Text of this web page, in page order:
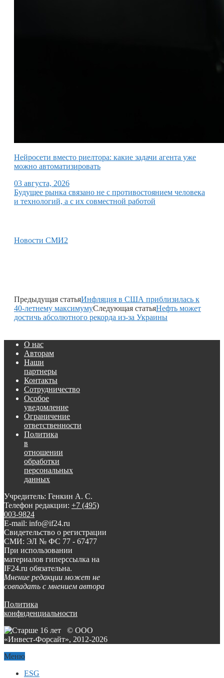
Нейросети вместо риелтора: какие задачи агента уже
можно автоматизировать
03 августа, 2026
Будущее рынка связано не с противостоянием человека
и технологий, а с их совместной работой
Новости СМИ2
Предыдущая статьяИнфляция в США приблизилась к
40-летнему максимумуСледующая статьяНефть может
достичь абсолютного рекорда из-за Украины
О нас
Авторам
Наши
партнеры
Контакты
Сотрудничество
Особое
уведомление
Ограничение
ответственности
Политика
в
отношении
обработки
персональных
данных
Учредитель: Генкин А. С.
Телефон редакции: +7 (495)
003-9824
E-mail: info@if24.ru
Свидетельство о регистрации
СМИ: ЭЛ № ФС 77 - 67477
При использовании
материалов гиперссылка на
IF24.ru обязательна.
Мнение редакции может не
совпадать с мнением автора
Политика
конфиденциальности
© ООО
«Инвест-Форсайт», 2012-2026
Меню
ESG